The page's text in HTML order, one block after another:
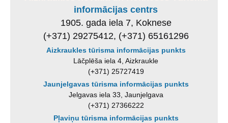
informācijas centrs
1905. gada iela 7, Koknese
(+371) 29275412, (+371) 65161296
Aizkraukles tūrisma informācijas punkts
Lāčplēša iela 4, Aizkraukle
(+371) 25727419
Jaunjelgavas tūrisma informācijas punkts
Jelgavas iela 33, Jaunjelgava
(+371) 27366222
Pļaviņu tūrisma informācijas punkts